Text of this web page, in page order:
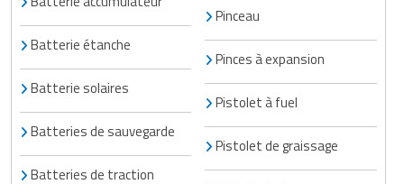
Batterie étanche
Batterie solaires
Batteries de sauvegarde
Batteries de traction
Pinceau
Pinces à expansion
Pistolet à fuel
Pistolet de graissage